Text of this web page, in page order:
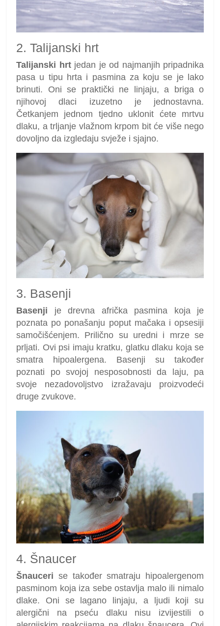
2. Talijanski hrt
Talijanski hrtjedan je od najmanjih pripadnika
pasa u tipu hrta i pasmina za koju se je lako
brinuti. Oni se praktički ne linjaju, a briga o
njihovoj dlaci izuzetno je jednostavna.
Četkanjem jednom tjedno uklonit ćete mrtvu
dlaku, a trljanje vlažnom krpom bit će više nego
dovoljno da izgledaju svježe i sjajno.
3. Basenji
Basenji je drevna afrička pasmina koja je
poznata po ponašanju poput mačaka i opsesiji
samočišćenjem. Prilično su uredni i mrze se
prljati. Ovi psi imaju kratku, glatku dlaku koja se
smatra hipoalergena. Basenji su također
poznati po svojoj nesposobnosti da laju, pa
svoje nezadovoljstvo izražavaju proizvodeći
druge zvukove.
4. Šnaucer
Šnauceri se također smatraju hipoalergenom
pasminom koja iza sebe ostavlja malo ili nimalo
dlake. Oni se lagano linjaju, a ljudi koji su
alergični na pseću dlaku nisu izvijestili o